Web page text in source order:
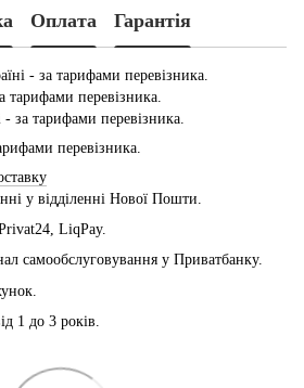
Оплата Гарантія
- за тарифами перевізника.
тарифами перевізника.
за тарифами перевізника.
перевізника.
у відділенні Нової Пошти.
LiqPay.
самообслуговування у Приватбанку.
1 до 3 років.